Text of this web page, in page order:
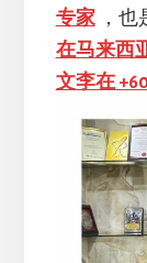
专家，也
在马来西
文李在